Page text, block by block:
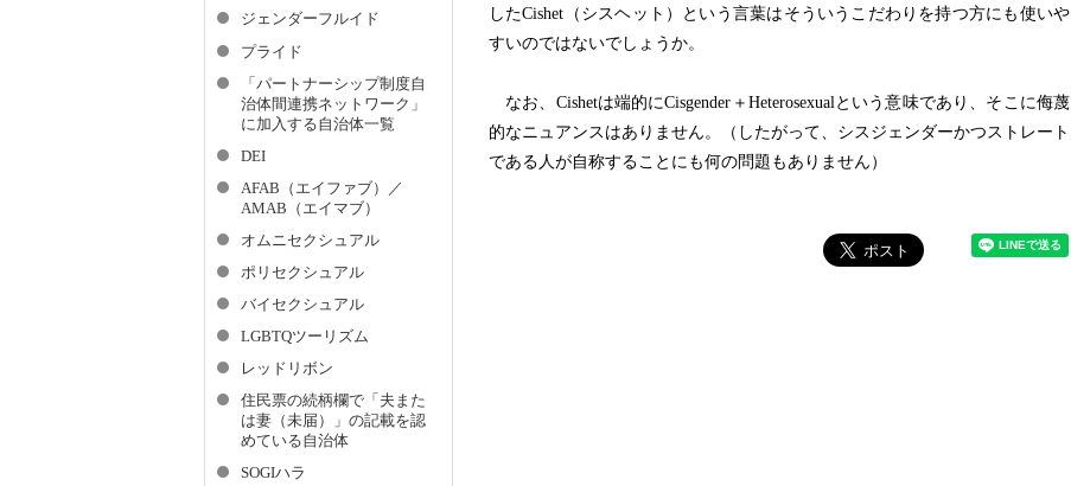
したCishet（シスヘット）という言葉はそういうこだわりを持つ方にも使いや
すいのではないでしょうか。
なお、Cishetは端的にCisgender＋Heterosexualという意味であり、そこに侮蔑
的なニュアンスはありません。（したがって、シスジェンダーかつストレート
である人が自称することにも何の問題もありません）
ジェンダーフルイド
プライド
「パートナーシップ制度自
治体間連携ネットワーク」
に加入する自治体一覧
DEI
AFAB（エイファブ）／
AMAB（エイマブ）
オムニセクシュアル
ポリセクシュアル
バイセクシュアル
LGBTQツーリズム
レッドリボン
住民票の続柄欄で「夫また
は妻（未届）」の記載を認
めている自治体
SOGIハラ